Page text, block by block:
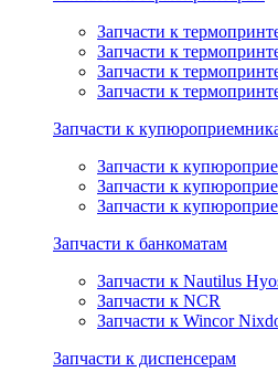
Запчасти к
Запчасти к
Запчасти к
Запчасти к
Запчасти к
Запчасти к
Запчасти к
Запчасти к
Запчасти к банкоматам
Запчасти к Nautilus
Запчасти к NCR
Запчасти к Wincor
Запчасти к диспенсерам